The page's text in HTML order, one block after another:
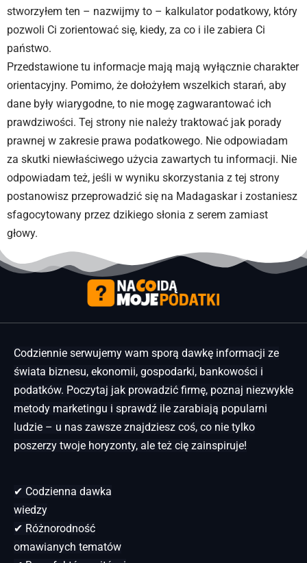
stworzyłem ten – nazwijmy to – kalkulator podatkowy, który
pozwoli Ci zorientować się, kiedy, za co i ile zabiera Ci
państwo.
Przedstawione tu informacje mają mają wyłącznie charakter
orientacyjny. Pomimo, że dołożyłem wszelkich starań, aby
dane były wiarygodne, to nie mogę zagwarantować ich
prawdziwości. Tej strony nie należy traktować jak porady
prawnej w zakresie prawa podatkowego. Nie odpowiadam
za skutki niewłaściwego użycia zawartych tu informacji. Nie
odpowiadam też, jeśli w wyniku skorzystania z tej strony
postanowisz przeprowadzić się na Madagaskar i zostaniesz
sfagocytowany przez dzikiego słonia z serem zamiast
głowy.
Codziennie serwujemy wam sporą dawkę informacji ze
świata biznesu, ekonomii, gospodarki, bankowości i
podatków. Poczytaj jak prowadzić firmę, poznaj niezwykłe
metody marketingu i sprawdź ile zarabiają popularni
ludzie – u nas zawsze znajdziesz coś, co nie tylko
poszerzy twoje horyzonty, ale też cię zainspiruje!
✔ Codzienna dawka
wiedzy
✔ Różnorodność
omawianych tematów